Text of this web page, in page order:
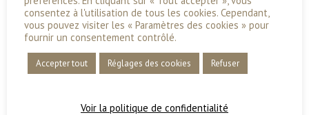
L’edelweiss
175,00€
Pendentif ovale en argent
« Origines »
consentez à l'utilisation de tous les cookies. Cependant,
vous pouvez visiter les « Paramètres des cookies » pour
fournir un consentement contrôlé.
Accepter tout Réglages des cookies Refuser
Voir la politique de confidentialité